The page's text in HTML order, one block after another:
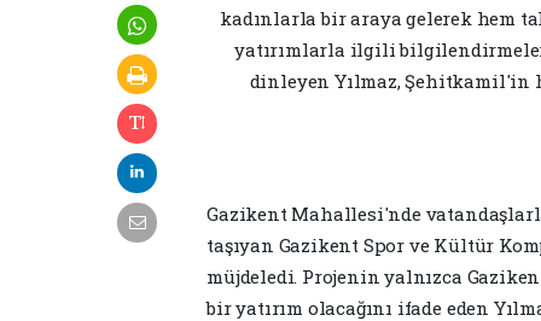
kadınlarla bir araya gelerek hem
yatırımlarla ilgili
dinleyen Yılmaz, Şehitkamil'in
Gazikent Mahallesi'nde
taşıyan Gazikent Spor ve Kültür
müjdeledi. Projenin yalnızca
bir yatırım olacağını ifade eden